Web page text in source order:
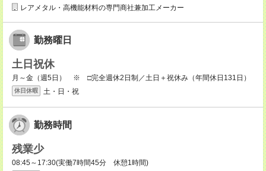
レアメタル・高機能材料の専門商社兼加工メーカー
勤務曜日
土日祝休
月～金（週5日） ※ □完全週休2日制／土日＋祝休み（年間休日131日）
休日休暇 土・日・祝
勤務時間
残業少
08:45～17:30(実働7時間45分 休憩1時間)